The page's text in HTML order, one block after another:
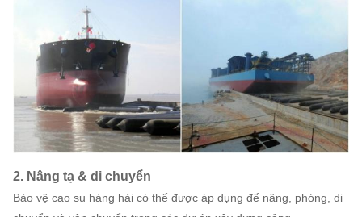
2. Nâng tạ & di chuyển
Bảo vệ cao su hàng hải có thể được áp dụng để nâng, phóng, di